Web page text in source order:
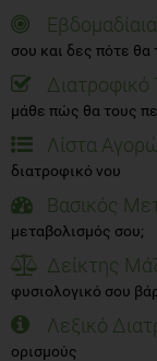
σου και δες πότε θα
Διατροφικό
μάθε πώς θα τους
Λίστα
διατροφικό νου
Βασικός
μεταβολισμός σου;
Δείκτης
φυσιολογικό σου
Λεξικό
ορισμούς